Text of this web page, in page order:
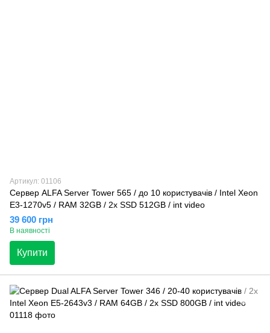
Артикул: 01106
Сервер ALFA Server Tower 565 / до 10 користувачів / Intel Xeon
E3-1270v5 / RAM 32GB / 2x SSD 512GB / int video
39 600 грн
В наявності
Купити